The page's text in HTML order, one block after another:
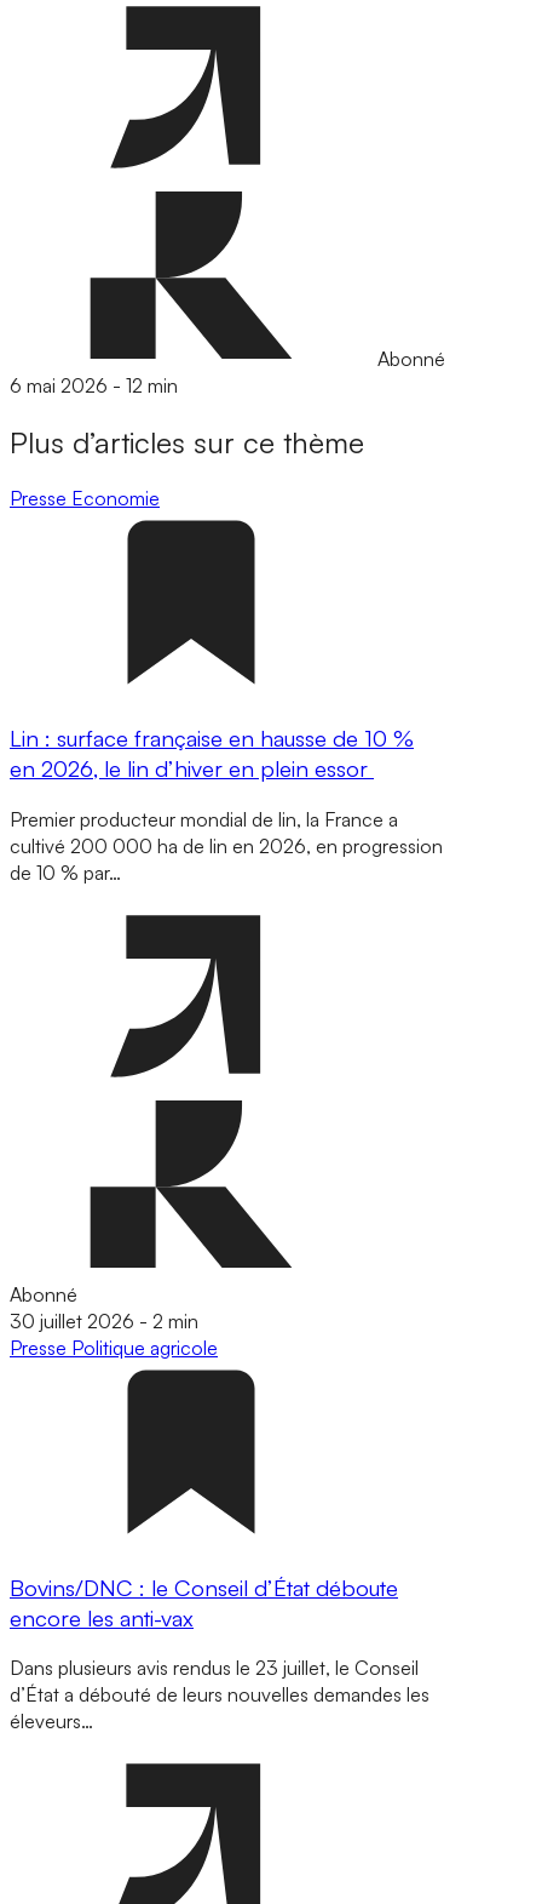
Abonné
6 mai 2026 - 12 min
Plus d’articles sur ce thème
Presse Economie
Lin : surface française en hausse de 10 %
en 2026, le lin d’hiver en plein essor
Premier producteur mondial de lin, la France a
cultivé 200 000 ha de lin en 2026, en progression
de 10 % par…
Abonné
30 juillet 2026 - 2 min
Presse Politique agricole
Bovins/DNC : le Conseil d’État déboute
encore les anti-vax
Dans plusieurs avis rendus le 23 juillet, le Conseil
d’État a débouté de leurs nouvelles demandes les
éleveurs…